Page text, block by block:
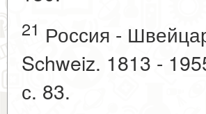
21 Россия -
Schweiz. 1813 -
с. 83.